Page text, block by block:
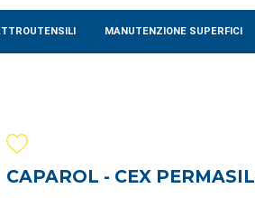
MANUTENZIONE SUPERFICI
CAPAROL - CEX